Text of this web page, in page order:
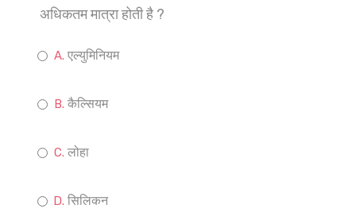
अधिकतम मात्रा होती है ?
एल्युमिनियम
कैल्सियम
लोहा
सिलिकन